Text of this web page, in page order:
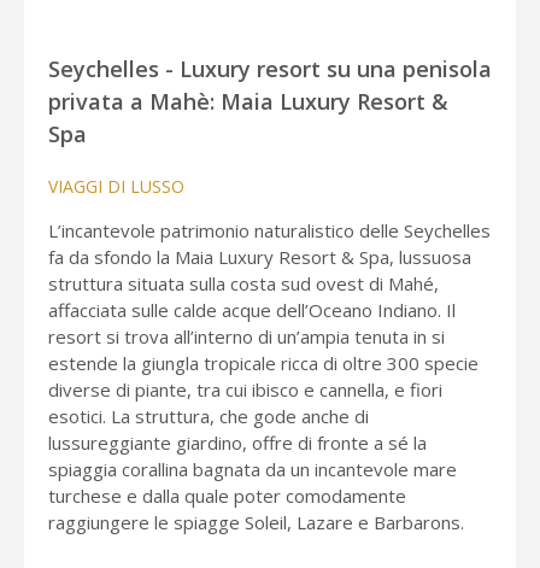
Seychelles - Luxury resort su una penisola
privata a Mahè: Maia Luxury Resort &
Spa
VIAGGI DI LUSSO
L’incantevole patrimonio naturalistico delle Seychelles
fa da sfondo la Maia Luxury Resort & Spa, lussuosa
struttura situata sulla costa sud ovest di Mahé,
affacciata sulle calde acque dell’Oceano Indiano. Il
resort si trova all’interno di un’ampia tenuta in si
estende la giungla tropicale ricca di oltre 300 specie
diverse di piante, tra cui ibisco e cannella, e fiori
esotici. La struttura, che gode anche di
lussureggiante giardino, offre di fronte a sé la
spiaggia corallina bagnata da un incantevole mare
turchese e dalla quale poter comodamente
raggiungere le spiagge Soleil, Lazare e Barbarons.